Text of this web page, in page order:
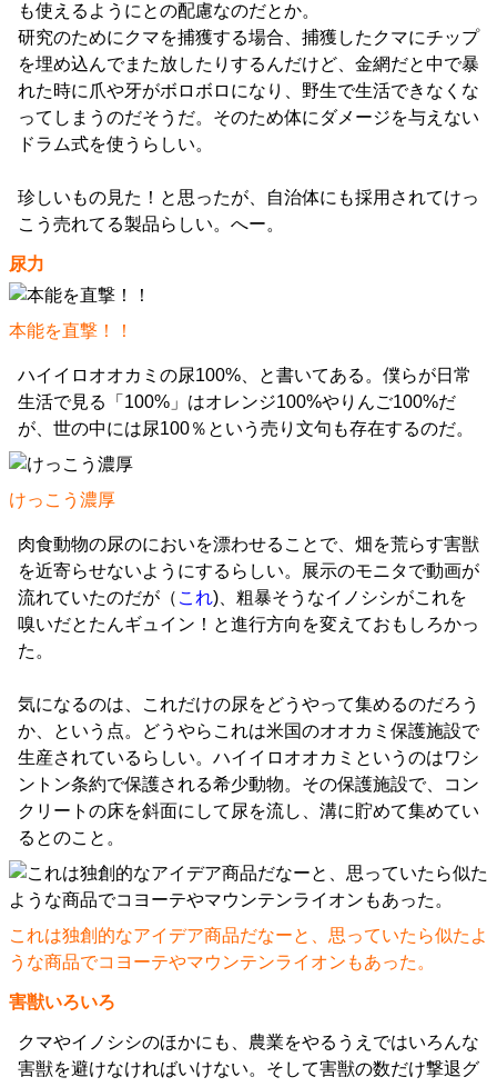
も使えるようにとの配慮なのだとか。
研究のためにクマを捕獲する場合、捕獲したクマにチップ
を埋め込んでまた放したりするんだけど、金網だと中で暴
れた時に爪や牙がボロボロになり、野生で生活できなくな
ってしまうのだそうだ。そのため体にダメージを与えない
ドラム式を使うらしい。
珍しいもの見た！と思ったが、自治体にも採用されてけっ
こう売れてる製品らしい。へー。
尿力
本能を直撃！！
ハイイロオオカミの尿100%、と書いてある。僕らが日常
生活で見る「100%」はオレンジ100%やりんご100%だ
が、世の中には尿100％という売り文句も存在するのだ。
けっこう濃厚
肉食動物の尿のにおいを漂わせることで、畑を荒らす害獣
を近寄らせないようにするらしい。展示のモニタで動画が
流れていたのだが（ これ)、粗暴そうなイノシシがこれを
嗅いだとたんギュイン！と進行方向を変えておもしろかっ
た。
気になるのは、これだけの尿をどうやって集めるのだろう
か、という点。どうやらこれは米国のオオカミ保護施設で
生産されているらしい。ハイイロオオカミというのはワシ
ントン条約で保護される希少動物。その保護施設で、コン
クリートの床を斜面にして尿を流し、溝に貯めて集めてい
るとのこと。
これは独創的なアイデア商品だなーと、思っていたら似たよ
うな商品でコヨーテやマウンテンライオンもあった。
害獣いろいろ
クマやイノシシのほかにも、農業をやるうえではいろんな
害獣を避けなければいけない。そして害獣の数だけ撃退グ